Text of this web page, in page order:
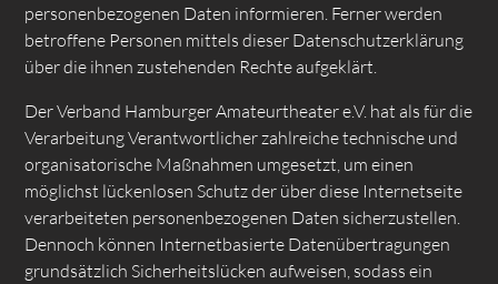
personenbezogenen Daten informieren. Ferner werden
betroffene Personen mittels dieser Datenschutzerklärung
über die ihnen zustehenden Rechte aufgeklärt.
Der Verband Hamburger Amateurtheater e.V. hat als für die
Verarbeitung Verantwortlicher zahlreiche technische und
organisatorische Maßnahmen umgesetzt, um einen
möglichst lückenlosen Schutz der über diese Internetseite
verarbeiteten personenbezogenen Daten sicherzustellen.
Dennoch können Internetbasierte Datenübertragungen
grundsätzlich Sicherheitslücken aufweisen, sodass ein